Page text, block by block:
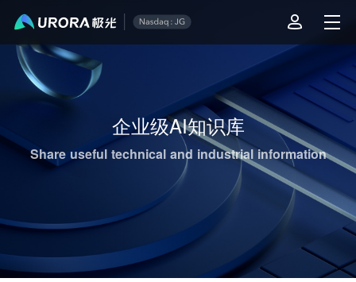
企业级AI知识库
Share useful technical and industrial information